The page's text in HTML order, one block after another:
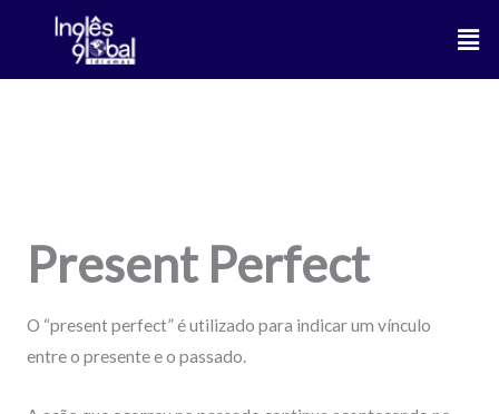
o
Present Perfect
O “present perfect” é utilizado para indicar um vínculo
entre o presente e o passado.